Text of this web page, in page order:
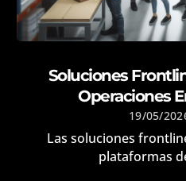
Soluciones
Operaciones
19/05/
Las soluciones
plataformas